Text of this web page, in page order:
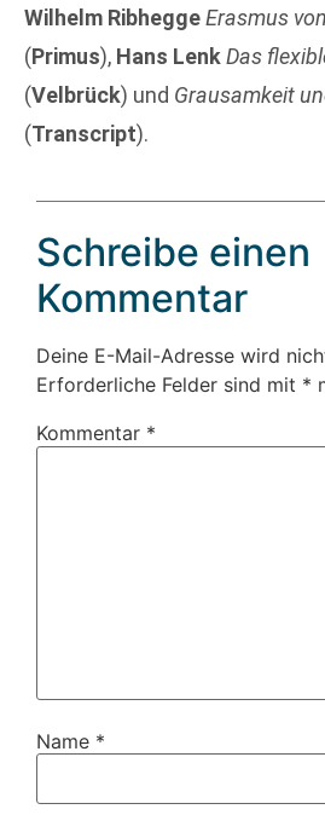
Wilhelm RibheggeErasmus
(Primus), Hans LenkDas
(Velbrück) und Grausamkeit
(Transcript).
Schreibe einen
Kommentar
Deine E-Mail-Adresse wird
Erforderliche Felder sind mit *
Kommentar *
Name *